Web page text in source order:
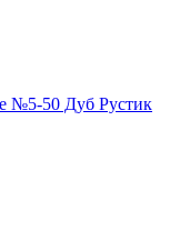
№5-50 Дуб Рустик